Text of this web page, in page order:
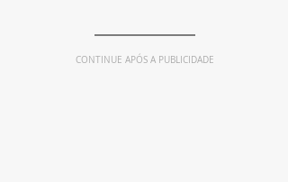
CONTINUE APÓS A PUBLICIDADE